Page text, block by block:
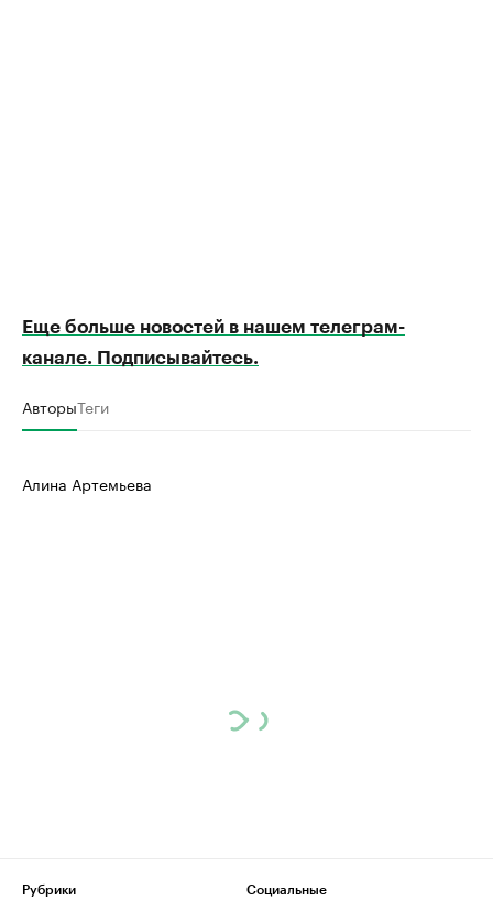
Еще больше новостей в нашем телеграм-
канале. Подписывайтесь.
АвторыТеги
Алина Артемьева
Рубрики
Социальные